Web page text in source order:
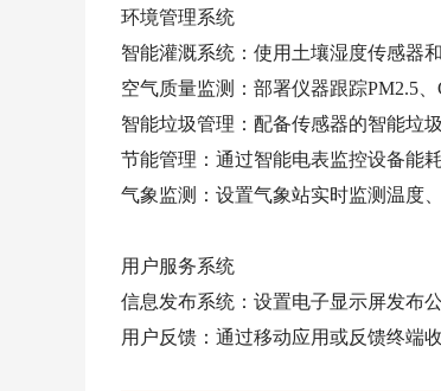
环境管理系统
智能灌溉系统：使用土壤湿度传感器
空气质量监测：部署仪器跟踪PM2.5
智能垃圾管理：配备传感器的智能垃
节能管理：通过智能电表监控设备能
气象监测：设置气象站实时监测温度
用户服务系统
信息发布系统：设置电子显示屏发布
用户反馈：通过移动应用或反馈终端